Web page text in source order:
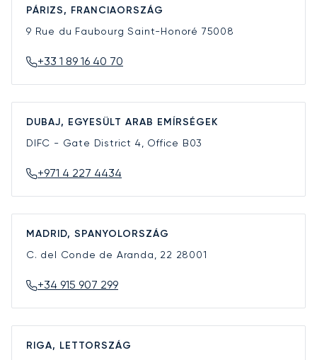
PÁRIZS, FRANCIAORSZÁG
9 Rue du Faubourg Saint-Honoré 75008
+33 1 89 16 40 70
DUBAJ, EGYESÜLT ARAB EMÍRSÉGEK
DIFC - Gate District 4, Office B03
+971 4 227 4434
MADRID, SPANYOLORSZÁG
C. del Conde de Aranda, 22 28001
+34 915 907 299
RIGA, LETTORSZÁG